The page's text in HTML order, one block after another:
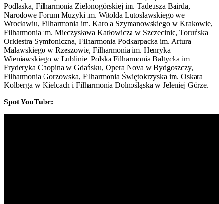
Podlaska, Filharmonia Zielonogórskiej im. Tadeusza Bairda,
Narodowe Forum Muzyki im. Witolda Lutosławskiego we
Wrocławiu, Filharmonia im. Karola Szymanowskiego w Krakowie,
Filharmonia im. Mieczysława Karłowicza w Szczecinie, Toruńska
Orkiestra Symfoniczna, Filharmonia Podkarpacka im. Artura
Malawskiego w Rzeszowie, Filharmonia im. Henryka
Wieniawskiego w Lublinie, Polska Filharmonia Bałtycka im.
Fryderyka Chopina w Gdańsku, Opera Nova w Bydgoszczy,
Filharmonia Gorzowska, Filharmonia Świętokrzyska im. Oskara
Kolberga w Kielcach i Filharmonia Dolnośląska w Jeleniej Górze.
Spot YouTube: